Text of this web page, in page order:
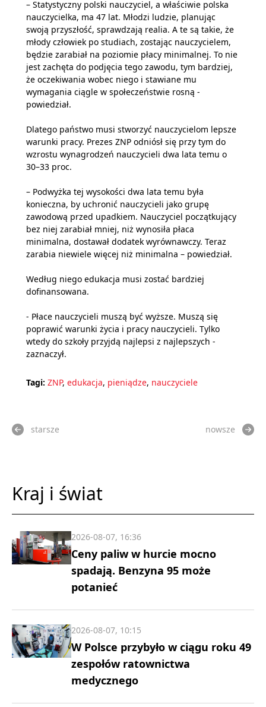
– Statystyczny polski nauczyciel, a właściwie polska
nauczycielka, ma 47 lat. Młodzi ludzie, planując
swoją przyszłość, sprawdzają realia. A te są takie, że
młody człowiek po studiach, zostając nauczycielem,
będzie zarabiał na poziomie płacy minimalnej. To nie
jest zachęta do podjęcia tego zawodu, tym bardziej,
że oczekiwania wobec niego i stawiane mu
wymagania ciągle w społeczeństwie rosną -
powiedział.
Dlatego państwo musi stworzyć nauczycielom lepsze
warunki pracy. Prezes ZNP odniósł się przy tym do
wzrostu wynagrodzeń nauczycieli dwa lata temu o
30–33 proc.
– Podwyżka tej wysokości dwa lata temu była
konieczna, by uchronić nauczycieli jako grupę
zawodową przed upadkiem. Nauczyciel początkujący
bez niej zarabiał mniej, niż wynosiła płaca
minimalna, dostawał dodatek wyrównawczy. Teraz
zarabia niewiele więcej niż minimalna – powiedział.
Według niego edukacja musi zostać bardziej
dofinansowana.
- Płace nauczycieli muszą być wyższe. Muszą się
poprawić warunki życia i pracy nauczycieli. Tylko
wtedy do szkoły przyjdą najlepsi z najlepszych -
zaznaczył.
Tagi: ZNP, edukacja, pieniądze, nauczyciele
starsze nowsze
Kraj i świat
Ceny paliw w hurcie mocno
spadają. Benzyna 95 może
potanieć
2026-08-07, 16:36
W Polsce przybyło w ciągu roku 49
zespołów ratownictwa
medycznego
2026-08-07, 10:15